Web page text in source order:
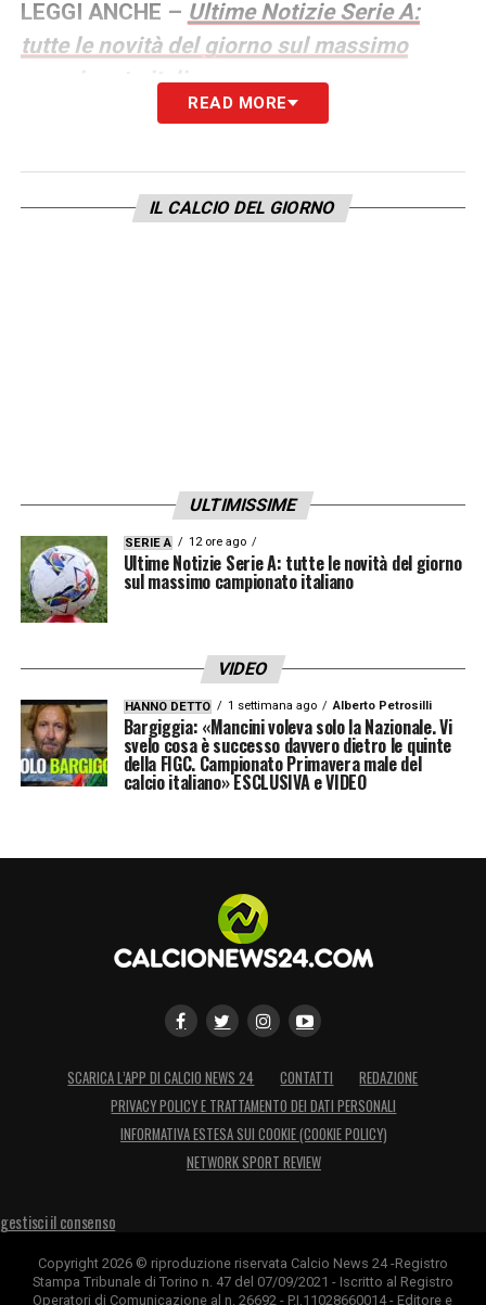
LEGGI ANCHE – Ultime Notizie Serie A:
tutte le novità del giorno sul massimo
campionato italiano
READ MORE
IL CALCIO DEL GIORNO
ULTIMISSIME
SERIE A 12 ore ago
Ultime Notizie Serie A: tutte le novità del giorno
sul massimo campionato italiano
VIDEO
HANNO DETTO 1 settimana ago Alberto Petrosilli
Bargiggia: «Mancini voleva solo la Nazionale. Vi
svelo cosa è successo davvero dietro le quinte
della FIGC. Campionato Primavera male del
calcio italiano» ESCLUSIVA e VIDEO
SCARICA L’APP DI CALCIO NEWS 24 CONTATTI
REDAZIONE
PRIVACY POLICY E TRATTAMENTO DEI DATI PERSONALI
INFORMATIVA ESTESA SUI COOKIE (COOKIE POLICY)
NETWORK SPORT REVIEW
gestisci il consenso
Copyright 2026 © riproduzione riservata Calcio News 24 -Registro
Stampa Tribunale di Torino n. 47 del 07/09/2021 - Iscritto al Registro
Operatori di Comunicazione al n. 26692 - P.I.11028660014 - Editore e